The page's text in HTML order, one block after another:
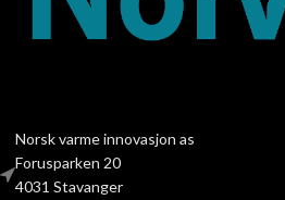
Norsk varme innovasjon as
Forusparken 20
4031 Stavanger